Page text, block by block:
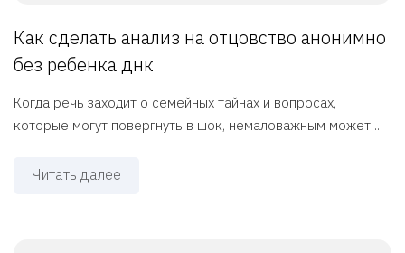
Как сделать анализ на отцовство анонимно
без ребенка днк
Когда речь заходит о семейных тайнах и вопросах,
которые могут повергнуть в шок, немаловажным может ...
Читать далее